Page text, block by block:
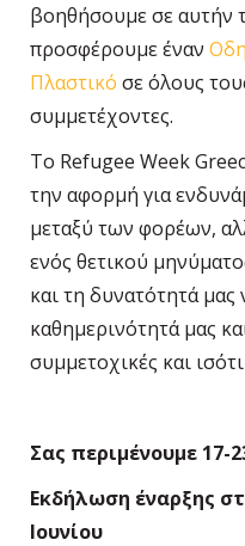
βοηθήσουμε σε αυτήν
προσφέρουμε έναν
Πλαστικό σε όλους
συμμετέχοντες.
Το Refugee Week
την αφορμή για
μεταξύ των φορέων,
ενός θετικού
και τη δυνατότητά μας
καθημερινότητά μας
συμμετοχικές και
Σας περιμένουμε 17-
Εκδήλωση έναρξης
Ιουνίου